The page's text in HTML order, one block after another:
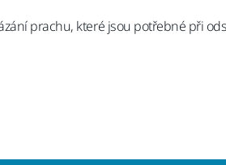
prachu, které jsou potřebné při